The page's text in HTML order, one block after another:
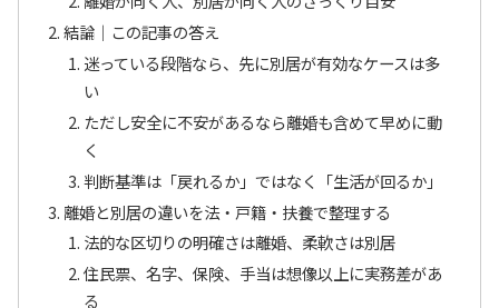
結論｜この記事の答え
迷っている段階なら、先に別居が有効なケースは多
い
ただし安全に不安があるなら離婚も含めて早めに動
く
判断基準は「戻れるか」ではなく「生活が回るか」
離婚と別居の違いを法・戸籍・扶養で整理する
法的な区切りの明確さは離婚、柔軟さは別居
住民票、名字、保険、手当は想像以上に実務差があ
る